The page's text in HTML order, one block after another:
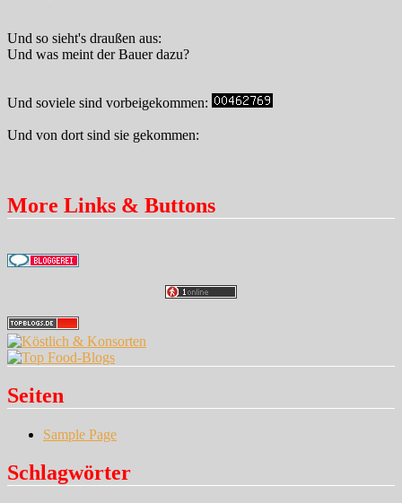
Und so sieht's draußen aus:
Und was meint der Bauer dazu?
Und soviele sind vorbeigekommen:
Und von dort sind sie gekommen:
More Links & Buttons
Seiten
Sample Page
Schlagwörter